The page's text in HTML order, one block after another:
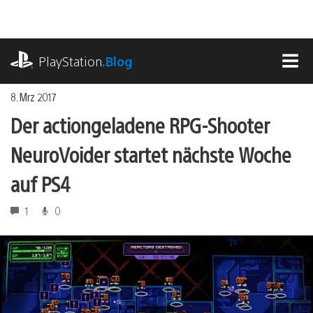
springen
PlayStation.Blog
8. Mrz 2017
Der actiongeladene RPG-Shooter
NeuroVoider startet nächste Woche
auf PS4
1 0